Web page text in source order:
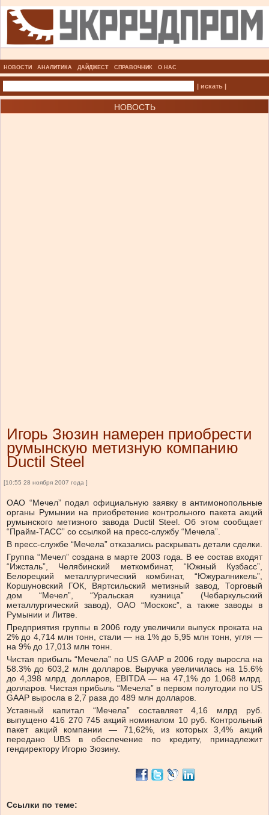
НОВОСТИ АНАЛИТИКА ДАЙДЖЕСТ СПРАВОЧНИК О НАС
| искать |
НОВОСТЬ
Игорь Зюзин намерен приобрести
румынскую метизную компанию
Ductil Steel
[10:55 28 ноября 2007 года ]
ОАО “Мечел” подал официальную заявку в антимонопольные
органы Румынии на приобретение контрольного пакета акций
румынского метизного завода Ductil Steel. Об этом сообщает
“Прайм-ТАСС” со ссылкой на пресс-службу “Мечела”.
В пресс-службе “Мечела” отказались раскрывать детали сделки.
Группа “Мечел” создана в марте 2003 года. В ее состав входят
“Ижсталь”, Челябинский меткомбинат, “Южный Кузбасс”,
Белорецкий металлургический комбинат, “Южуралникель”,
Коршуновский ГОК, Вяртсильский метизный завод, Торговый
дом “Мечел”, “Уральская кузница” (Чебаркульский
металлургический завод), ОАО “Москокс”, а также заводы в
Румынии и Литве.
Предприятия группы в 2006 году увеличили выпуск проката на
2% до 4,714 млн тонн, стали — на 1% до 5,95 млн тонн, угля —
на 9% до 17,013 млн тонн.
Чистая прибыль “Мечела” по US GAAP в 2006 году выросла на
58.3% до 603,2 млн долларов. Выручка увеличилась на 15.6%
до 4,398 млрд. долларов, EBITDA — на 47,1% до 1,068 млрд.
долларов. Чистая прибыль “Мечела” в первом полугодии по US
GAAP выросла в 2,7 раза до 489 млн долларов.
Уставный капитал “Мечела” составляет 4,16 млрд руб.
выпущено 416 270 745 акций номиналом 10 руб. Контрольный
пакет акций компании — 71,62%, из которых 3,4% акций
передано UBS в обеспечение по кредиту, принадлежит
гендиректору Игорю Зюзину.
Ссылки по теме: